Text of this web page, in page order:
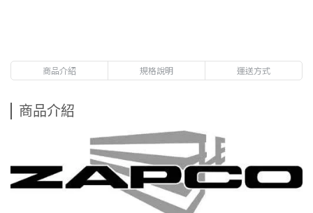
商品介紹 規格說明 運送方式
商品介紹